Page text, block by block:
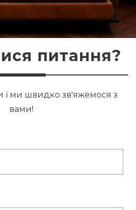
питання?
і ми швидко зв'яжемося з
вами!